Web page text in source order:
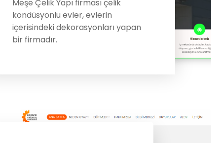
Meşe Çelik Yapı firması çelik
kondüsyonlu evler, evlerin
içerisindeki dekorasyonları yapan
bir firmadır.